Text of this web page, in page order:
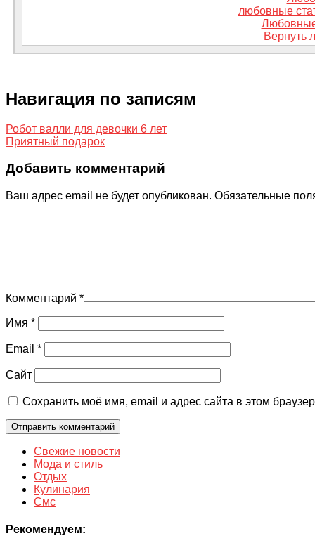
любовные
Вернуть
Навигация по записям
Робот валли для девочки 6 лет
Приятный подарок
Добавить комментарий
Ваш адрес email не будет опубликован. Обязательные
Комментарий *
Имя *
Email *
Сайт
Сохранить моё имя, email и адрес сайта в этом
Свежие новости
Мода и стиль
Отдых
Кулинария
Смс
Рекомендуем: